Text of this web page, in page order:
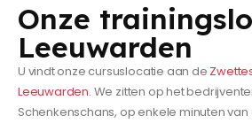
Onze
Leeuwarden
U vindt onze cursuslocatie aan de
Leeuwarden. We zitten op het
Schenkenschans, op enkele minuten van